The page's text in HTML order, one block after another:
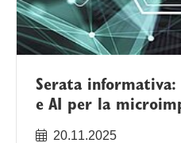
Serata
e AI per la
20.11.2025